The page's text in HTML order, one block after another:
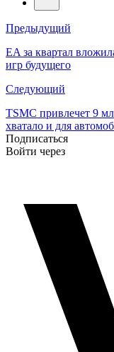
Навигация
по
записям
Предыдущий
EA за квартал
игр будущего
Следующий
TSMC привлечет 9
хватало и для
Подписаться
Войти через